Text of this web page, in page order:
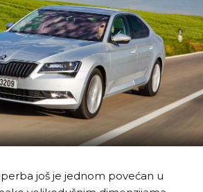
još je jednom povećan u